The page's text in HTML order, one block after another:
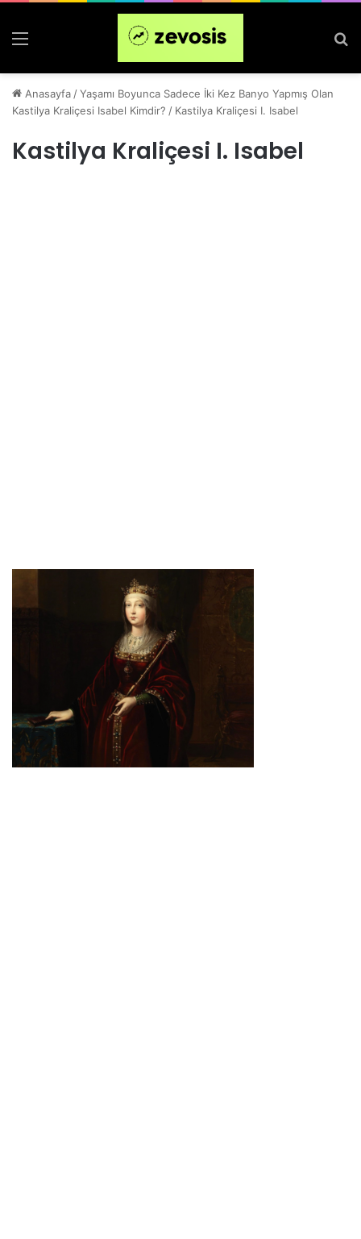
Menü
Anasayfa /Yaşamı Boyunca Sadece İki Kez Banyo Yapmış Olan
Kastilya Kraliçesi Isabel Kimdir? / Kastilya Kraliçesi I. Isabel
Kastilya Kraliçesi I. Isabel